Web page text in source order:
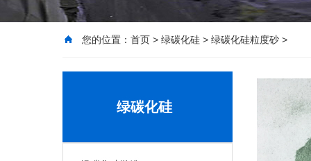
您的位置： 首页 > 绿碳化硅 > 绿碳化硅粒度砂 >
绿碳化硅